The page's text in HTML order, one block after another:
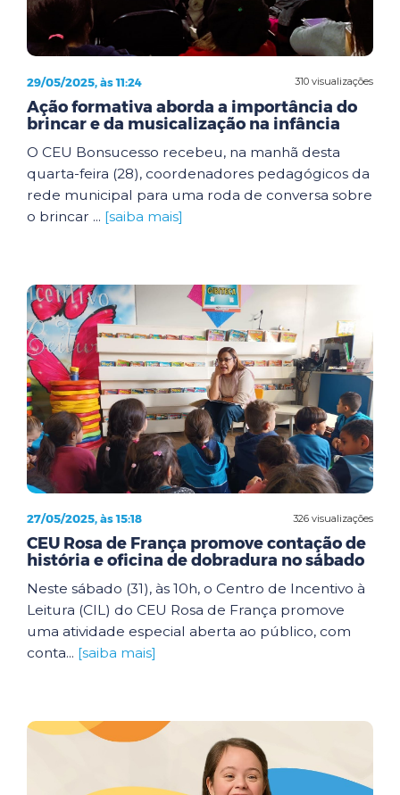
310 visualizações
29/05/2025, às 11:24
Ação formativa aborda a importância do
brincar e da musicalização na infância
O CEU Bonsucesso recebeu, na manhã desta
quarta-feira (28), coordenadores pedagógicos da
rede municipal para uma roda de conversa sobre
o brincar ... [saiba mais]
326 visualizações
27/05/2025, às 15:18
CEU Rosa de França promove contação de
história e oficina de dobradura no sábado
Neste sábado (31), às 10h, o Centro de Incentivo à
Leitura (CIL) do CEU Rosa de França promove
uma atividade especial aberta ao público, com
conta... [saiba mais]